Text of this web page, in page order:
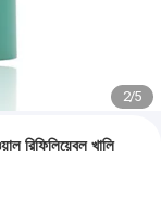
2/5
রিফিলিয়েবল খালি